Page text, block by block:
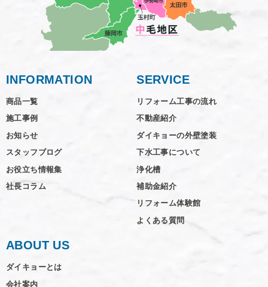
INFORMATION
商品一覧
施工事例
お知らせ
スタッフブログ
お役立ち情報集
社長コラム
SERVICE
リフォーム工事の流れ
不動産紹介
ダイキョーの外壁塗装
下水工事について
浄化槽
補助金紹介
リフォーム体験館
よくある質問
ABOUT US
ダイキョーとは
会社案内